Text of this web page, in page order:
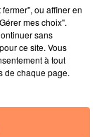
ou affiner en
mes choix".
sans
ce site. Vous
à tout
de chaque page.